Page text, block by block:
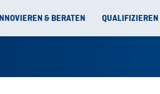
INNOVIEREN & BERATEN QUALIFIZIEREN